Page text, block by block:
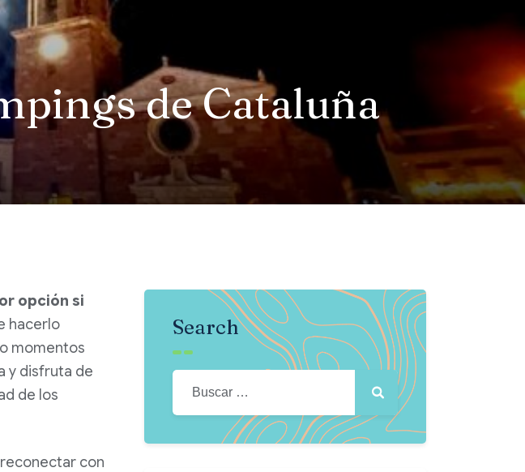
de Cataluña
opción si
hacerlo
momentos
y disfruta de
de los
con
Search